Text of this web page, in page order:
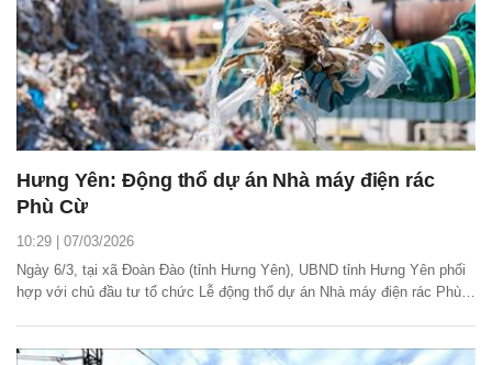
Hưng Yên: Động thổ dự án Nhà máy điện rác
Phù Cừ
10:29 | 07/03/2026
Ngày 6/3, tại xã Đoàn Đào (tỉnh Hưng Yên), UBND tỉnh Hưng Yên phối
hợp với chủ đầu tư tổ chức Lễ động thổ dự án Nhà máy điện rác Phù